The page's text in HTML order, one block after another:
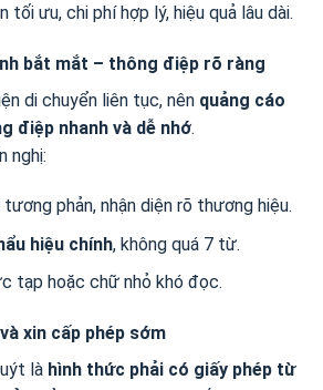
tối ưu, chi phí hợp lý, hiệu quả lâu dài.
bắt mắt – thông điệp rõ ràng
di chuyển liên tục, nên quảng cáo
điệp nhanh và dễ nhớ.
nghị:
phản, nhận diện rõ thương hiệu.
hiệu chính, không quá 7 từ.
tạp hoặc chữ nhỏ khó đọc.
xin cấp phép sớm
là hình thức phải có giấy phép từ